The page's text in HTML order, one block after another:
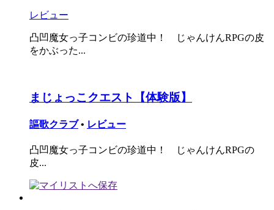
レビュー
凸凹魔女っ子コンビの珍道中！ じゃんけんRPGの皮
をかぶった...
まじょっこクエスト【体験版】
謳歌クラブ • レビュー
凸凹魔女っ子コンビの珍道中！ じゃんけんRPGの
皮...